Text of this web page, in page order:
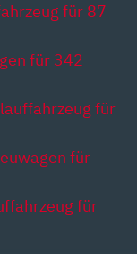
für 87
für 342
für
für
für